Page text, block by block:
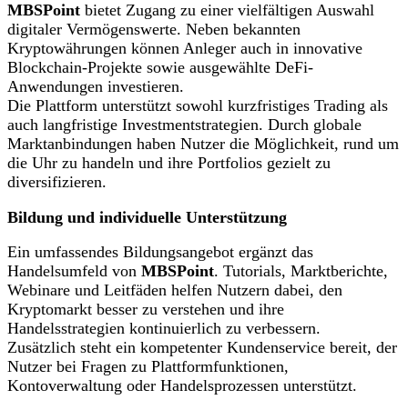
MBSPoint bietet Zugang zu einer vielfältigen Auswahl
digitaler Vermögenswerte. Neben bekannten
Kryptowährungen können Anleger auch in innovative
Blockchain-Projekte sowie ausgewählte DeFi-
Anwendungen investieren.
Die Plattform unterstützt sowohl kurzfristiges Trading als
auch langfristige Investmentstrategien. Durch globale
Marktanbindungen haben Nutzer die Möglichkeit, rund um
die Uhr zu handeln und ihre Portfolios gezielt zu
diversifizieren.
Bildung und individuelle Unterstützung
Ein umfassendes Bildungsangebot ergänzt das
Handelsumfeld von MBSPoint. Tutorials, Marktberichte,
Webinare und Leitfäden helfen Nutzern dabei, den
Kryptomarkt besser zu verstehen und ihre
Handelsstrategien kontinuierlich zu verbessern.
Zusätzlich steht ein kompetenter Kundenservice bereit, der
Nutzer bei Fragen zu Plattformfunktionen,
Kontoverwaltung oder Handelsprozessen unterstützt.